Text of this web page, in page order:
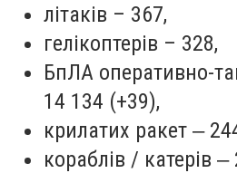
літаків – 367,
гелікоптерів – 328,
БпЛА оперативно-
14 134 (+39),
крилатих ракет ‒
кораблів / катерів ‒